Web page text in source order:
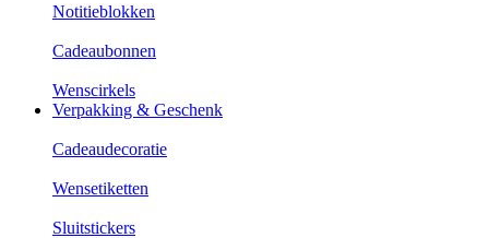
Notitieblokken
Cadeaubonnen
Wenscirkels
Verpakking & Geschenk
Cadeaudecoratie
Wensetiketten
Sluitstickers